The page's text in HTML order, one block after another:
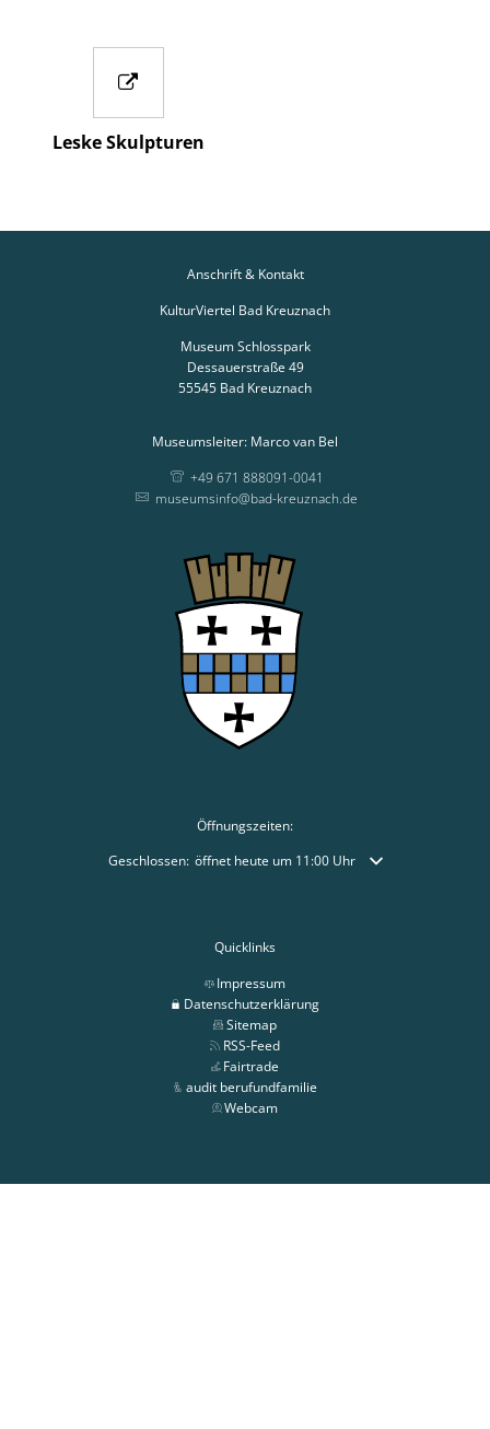
Leske Skulpturen
Anschrift & Kontakt
KulturViertel Bad Kreuznach
Museum Schlosspark
Dessauerstraße 49
55545 Bad Kreuznach
Museumsleiter: Marco van Bel
+49 671 888091-0041
museumsinfo@bad-kreuznach.de
Öffnungszeiten:
Klicken, um weitere Öffnungs- oder Schließzeiten
Geschlossen: öffnet heute um 11:00 Uhr
Quicklinks
Impressum
Datenschutzerklärung
Sitemap
RSS-Feed
Fairtrade
audit berufundfamilie
Webcam